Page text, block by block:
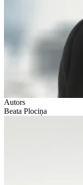
Autors
Beata Plociņa